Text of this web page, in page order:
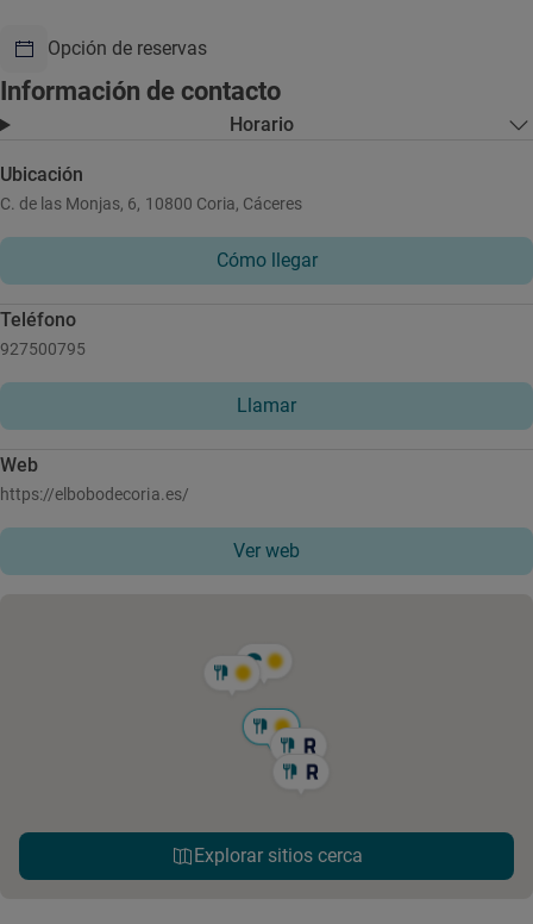
Opción de reservas
Información de contacto
Horario
Ubicación
C. de las Monjas, 6, 10800 Coria, Cáceres
Cómo llegar
Teléfono
927500795
Llamar
Web
https://elbobodecoria.es/
Ver web
Explorar sitios cerca